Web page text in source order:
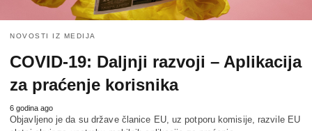
NOVOSTI IZ MEDIJA
COVID-19: Daljnji razvoji – Aplikacija
za praćenje korisnika
6 godina ago
Objavljeno je da su države članice EU, uz potporu komisije, razvile EU